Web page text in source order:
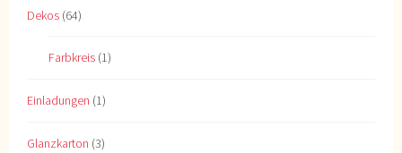
Dekos (64)
Farbkreis (1)
Einladungen (1)
Glanzkarton (3)